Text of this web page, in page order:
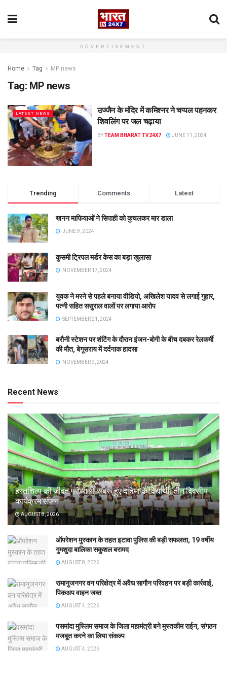
ADVERTISEMENT
Home Tag MP news
Tag: MP news
LATEST NEWS
उज्जैन के मंदिर में कमिश्नर ने चप्पल पहनकर
शिवलिंग पर जल चढ़ाया
BYTEAM BHARAT TV24X7 JUNE 11, 2024
Trending Comments Latest
खनन माफियाओं ने सिपाही को कुचलकर मार डाला
JUNE 9, 2024
कुसमी ट्रिपल मर्डर केस का बड़ा खुलासा
NOVEMBER 17, 2024
युवक ने मरने से पहले बनाया वीडियो, अखिलेश यादव से लगाई गुहार,
पत्नी सहित ससुराल वालों पर लगाया आरोप
SEPTEMBER 21, 2024
बरौनी स्टेशन पर शंटिंग के दौरान इंजन-बोगी के बीच दबकर रेलकर्मी
की मौत, बेगूसराय में दर्दनाक हादसा
NOVEMBER 9, 2024
Recent News
हस्तशिल्प की जीवंत परंपरा से रूबरू हुए दतिमा के विद्यार्थी, तीन दिवसीय
कार्यक्रम संपन्न
AUGUST 8, 2026
ऑपरेशन मुस्कान के तहत इटावा पुलिस की बड़ी सफलता, 19 वर्षीय
गुमशुदा बालिका सकुशल बरामद
AUGUST 8, 2026
रामानुजनगर वन परिक्षेत्र में अवैध सागौन परिवहन पर बड़ी कार्रवाई,
पिकअप वाहन जब्त
AUGUST 4, 2026
पसमांदा मुस्लिम समाज के जिला महामंत्री बने मुस्तकीम राईन, संगठन
मजबूत करने का लिया संकल्प
AUGUST 4, 2026